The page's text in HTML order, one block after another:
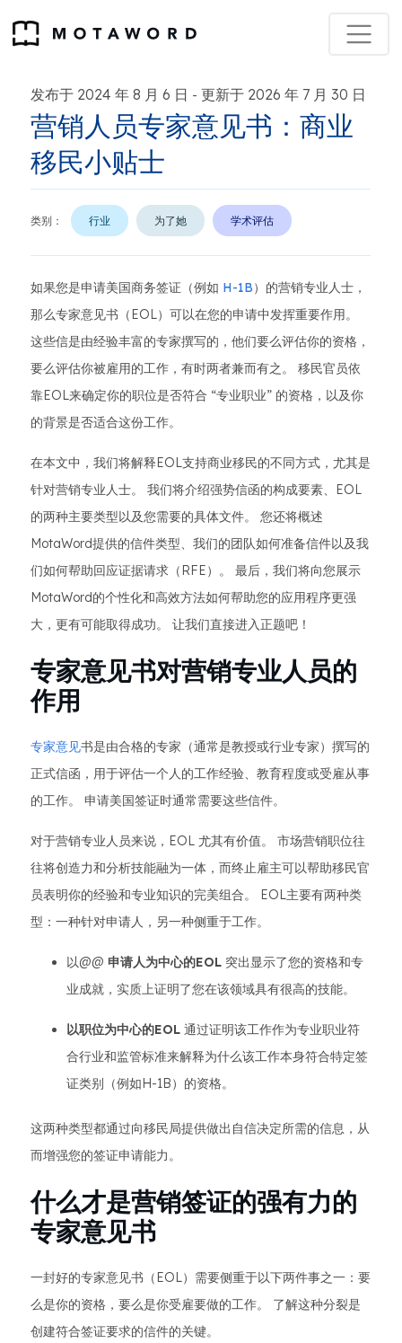
发布于 2024 年 8 月 6 日 - 更新于 2026 年 7 月 30 日
营销人员专家意见书：商业
移民小贴士
类别： 行业 为了她 学术评估
如果您是申请美国商务签证（例如 H-1B）的营销专业人士，
那么专家意见书（EOL）可以在您的申请中发挥重要作用。
这些信是由经验丰富的专家撰写的，他们要么评估你的资格，
要么评估你被雇用的工作，有时两者兼而有之。 移民官员依
靠EOL来确定你的职位是否符合 “专业职业” 的资格，以及你
的背景是否适合这份工作。
在本文中，我们将解释EOL支持商业移民的不同方式，尤其是
针对营销专业人士。 我们将介绍强势信函的构成要素、EOL
的两种主要类型以及您需要的具体文件。 您还将概述
MotaWord提供的信件类型、我们的团队如何准备信件以及我
们如何帮助回应证据请求（RFE）。 最后，我们将向您展示
MotaWord的个性化和高效方法如何帮助您的应用程序更强
大，更有可能取得成功。 让我们直接进入正题吧！
专家意见书对营销专业人员的
作用
专家意见书是由合格的专家（通常是教授或行业专家）撰写的
正式信函，用于评估一个人的工作经验、教育程度或受雇从事
的工作。 申请美国签证时通常需要这些信件。
对于营销专业人员来说，EOL 尤其有价值。 市场营销职位往
往将创造力和分析技能融为一体，而终止雇主可以帮助移民官
员表明你的经验和专业知识的完美组合。 EOL主要有两种类
型：一种针对申请人，另一种侧重于工作。
以@@ 申请人为中心的EOL 突出显示了您的资格和专
业成就，实质上证明了您在该领域具有很高的技能。
以职位为中心的EOL 通过证明该工作作为专业职业符
合行业和监管标准来解释为什么该工作本身符合特定签
证类别（例如H-1B）的资格。
这两种类型都通过向移民局提供做出自信决定所需的信息，从
而增强您的签证申请能力。
什么才是营销签证的强有力的
专家意见书
一封好的专家意见书（EOL）需要侧重于以下两件事之一：要
么是你的资格，要么是你受雇要做的工作。 了解这种分裂是
创建符合签证要求的信件的关键。